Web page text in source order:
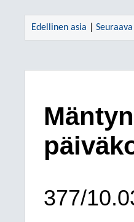
Edellinen asia
377/